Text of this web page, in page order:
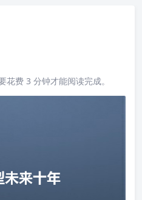
费 3 分钟才能阅读完成。